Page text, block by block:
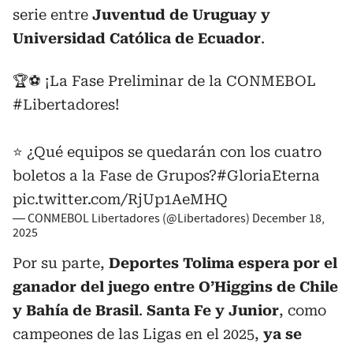
serie entre Juventud de Uruguay y
Universidad Católica de Ecuador.
🏆⚽ ¡La Fase Preliminar de la CONMEBOL
#Libertadores!
⭐ ¿Qué equipos se quedarán con los cuatro
boletos a la Fase de Grupos?#GloriaEterna
pic.twitter.com/RjUp1AeMHQ
— CONMEBOL Libertadores (@Libertadores) December 18,
2025
Por su parte, Deportes Tolima espera por el
ganador del juego entre O’Higgins de Chile
y Bahía de Brasil. Santa Fe y Junior, como
campeones de las Ligas en el 2025, ya se